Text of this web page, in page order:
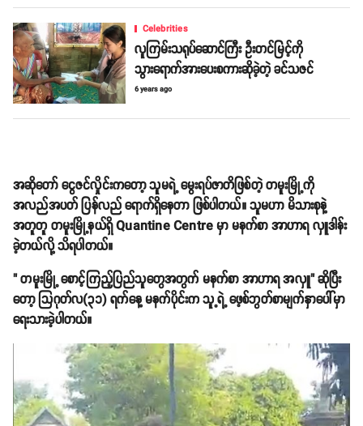
Celebrities
လူကြမ်းသရုပ်ဆောင်ကြီး ဦးတင်မြင့်ကို
သွားရောက်အားပေးစကားဆိုခဲ့တဲ့ ခင်သဇင်
6 years ago
အဆိုတော် ငွေဇင်လှိုင်းကတော့ သူမရဲ့ မွေးရပ်ဇာတိဖြစ်တဲ့ တမူးမြို့ကို
အလည်အပတ် ပြန်လည် ရောက်ရှိနေတာ ဖြစ်ပါတယ်။ သူမဟာ မိသားစုနဲ့
အတူတူ တမူးမြို့နယ်ရှိ Quantine Centre မှာ မနက်စာ အာဟာရ လှူဒါန်း
ခဲ့တယ်လို့ သိရပါတယ်။
" တမူးမြို့ စောင့်ကြည့်ပြည်သူတွေအတွက် မနက်စာ အာဟာရ အလှူ" ဆိုပြီး
တော့ သြဂုတ်လ(၃၁) ရက်နေ့ မနက်ပိုင်းက သူ့ရဲ့ ဖေ့စ်ဘွတ်စာမျက်နှာပေါ်မှာ
ရေးသားခဲ့ပါတယ်။